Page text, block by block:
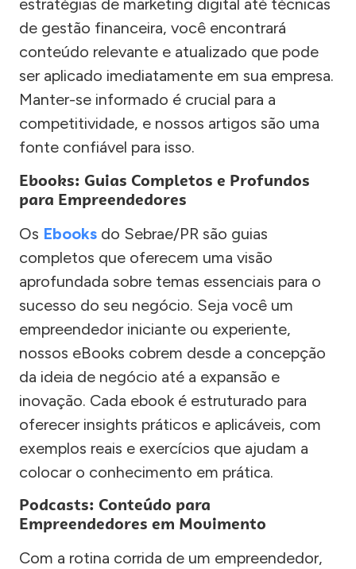
estratégias de marketing digital até técnicas
de gestão financeira, você encontrará
conteúdo relevante e atualizado que pode
ser aplicado imediatamente em sua empresa.
Manter-se informado é crucial para a
competitividade, e nossos artigos são uma
fonte confiável para isso.
Ebooks: Guias Completos e Profundos
para Empreendedores
Os Ebooks do Sebrae/PR são guias
completos que oferecem uma visão
aprofundada sobre temas essenciais para o
sucesso do seu negócio. Seja você um
empreendedor iniciante ou experiente,
nossos eBooks cobrem desde a concepção
da ideia de negócio até a expansão e
inovação. Cada ebook é estruturado para
oferecer insights práticos e aplicáveis, com
exemplos reais e exercícios que ajudam a
colocar o conhecimento em prática.
Podcasts: Conteúdo para
Empreendedores em Movimento
Com a rotina corrida de um empreendedor,